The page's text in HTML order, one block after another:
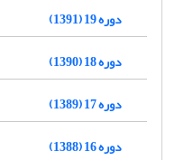
دوره 19 (1391)
دوره 18 (1390)
دوره 17 (1389)
دوره 16 (1388)